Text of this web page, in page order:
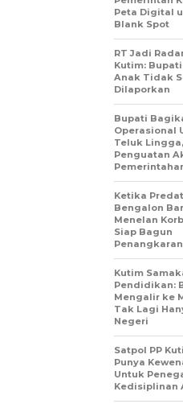
Peta Digital
Blank Spot
RT Jadi
Kutim:
Anak Tidak
Dilaporkan
Bupati
Operasional
Teluk
Penguatan
Ketika
Bengalon
Menelan
Siap Bagun
Kutim
Pendidikan:
Mengalir ke
Tak Lagi
Negeri
Satpol PP
Punya
Untuk
Kedisiplinan